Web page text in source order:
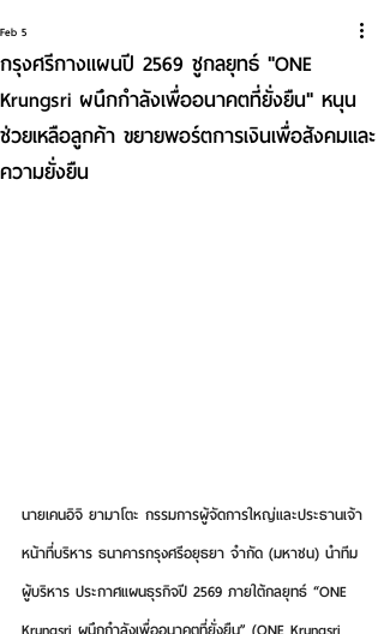
กรุงศรีกางแผนปี 2569 ชูกลยุทธ์ "ONE
Krungsri ผนึกกำลังเพื่ออนาคตที่ยั่งยืน" หนุน
ช่วยเหลือลูกค้า ขยายพอร์ตการเงินเพื่อสังคมและ
ความยั่งยืน
Feb 5
นายเคนอิจิ ยามาโตะ กรรมการผู้จัดการใหญ่และประธานเจ้า
หน้าที่บริหาร ธนาคารกรุงศรีอยุธยา จำกัด (มหาชน) นำทีม
ผู้บริหาร ประกาศแผนธุรกิจปี 2569 ภายใต้กลยุทธ์ “ONE